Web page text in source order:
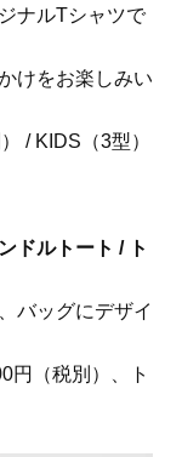
ナルTシャツで
けをお楽しみい
/ KIDS（3型）
ドルトート / ト
バッグにデザイ
円（税別）、ト